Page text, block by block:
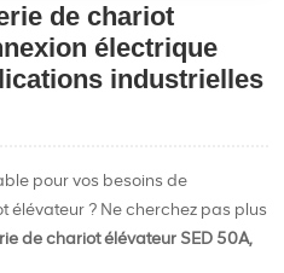
de chariot
électrique
industrielles
pour vos besoins de
élévateur ? Ne cherchez pas plus
de chariot élévateur SED 50A,